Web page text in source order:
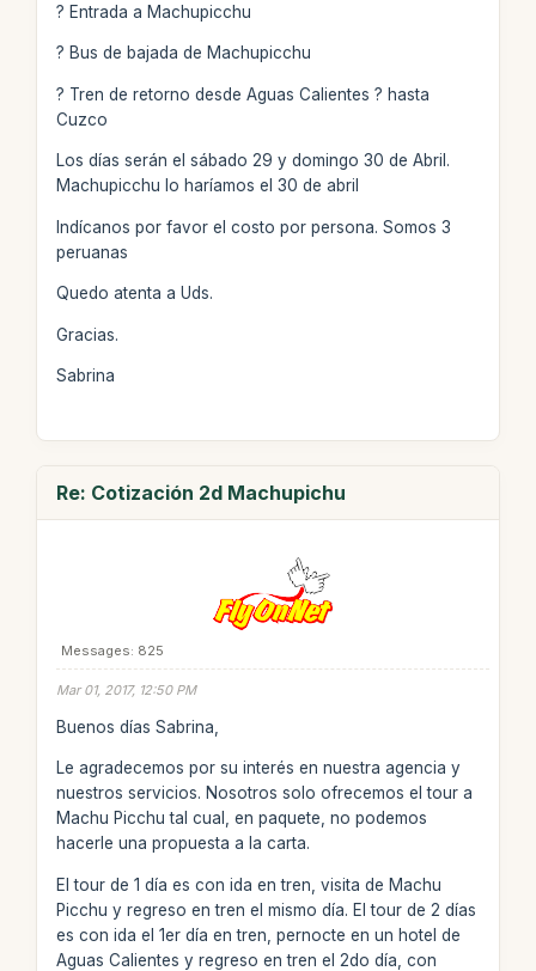
? Entrada a Machupicchu
? Bus de bajada de Machupicchu
? Tren de retorno desde Aguas Calientes ? hasta
Cuzco
Los días serán el sábado 29 y domingo 30 de Abril.
Machupicchu lo haríamos el 30 de abril
Indícanos por favor el costo por persona. Somos 3
peruanas
Quedo atenta a Uds.
Gracias.
Sabrina
Re: Cotización 2d Machupichu
Messages: 825
Mar 01, 2017, 12:50 PM
Buenos días Sabrina,
Le agradecemos por su interés en nuestra agencia y
nuestros servicios. Nosotros solo ofrecemos el tour a
Machu Picchu tal cual, en paquete, no podemos
hacerle una propuesta a la carta.
El tour de 1 día es con ida en tren, visita de Machu
Picchu y regreso en tren el mismo día. El tour de 2 días
es con ida el 1er día en tren, pernocte en un hotel de
Aguas Calientes y regreso en tren el 2do día, con